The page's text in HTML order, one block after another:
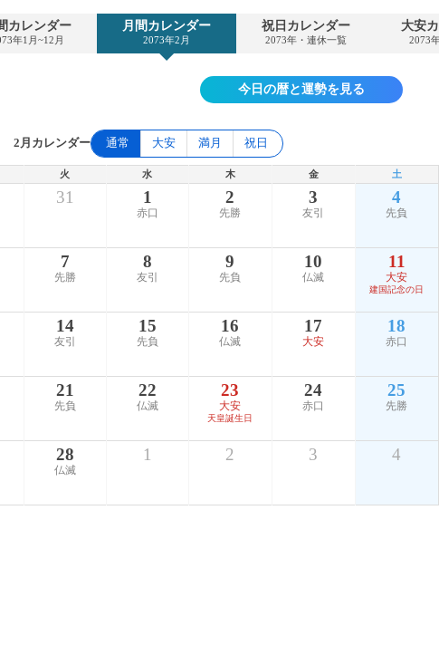
カレンダー
年1月~12月
月間カレンダー
2073年2月
祝日カレンダー
2073年・連休一覧
大安
2073
今日の暦と運勢を見る
2月カレンダー 通常 大安 満月 祝日
火 水 木 金 土
31 1
赤口
2
先勝
3
友引
4
先負
7
先勝
8
友引
9
先負
10
仏滅
11
大安
建国記念の日
14
友引
15
先負
16
仏滅
17
大安
18
赤口
21
先負
22
仏滅
23
大安
天皇誕生日
24
赤口
25
先勝
28
仏滅
1 2 3 4